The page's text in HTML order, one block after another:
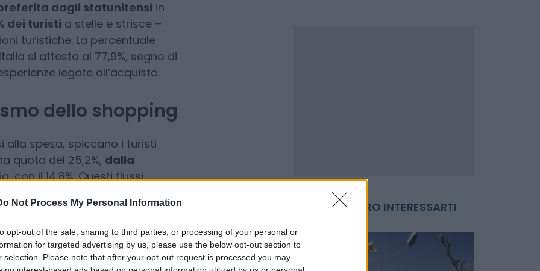
Not Process My Personal Information
opt-out of the sale, sharing to third parties, or processing of your personal or
for targeted advertising by us, please use the below opt-out section to
selection. Please note that after your opt-out request is processed you may
Uniti, che si confermano
l’indagine campionaria del
(Ntto), lo shopping
dagli statunitensiin
dei turistia stelle e strisce –
si attesta al 77,9%, segno di
legate all’acquisto.
dello shopping
alla spesa, spiccano i turisti
con il 14,8%. Questi flussi,
italiani, si concentrano
Lombardia e Liguria. Le
POTREBBERO INTERESSARTI